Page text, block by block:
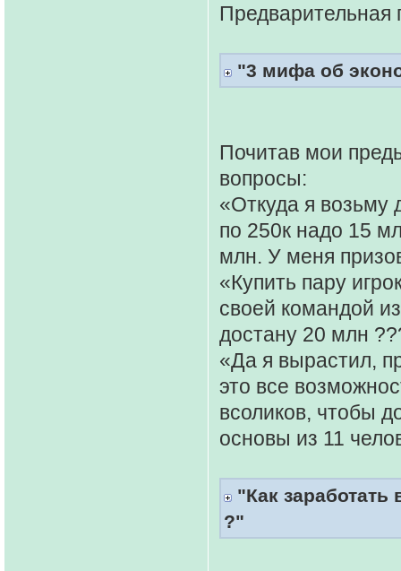
Предварительная
"3 мифа об
Почитав мои
вопросы:
«Откуда я возьму
по 250к надо 15
млн. У меня
«Купить пару
своей командой
достану 20 млн
«Да я вырастил,
это все
всоликов, чтобы
основы из 11
"Как
?"